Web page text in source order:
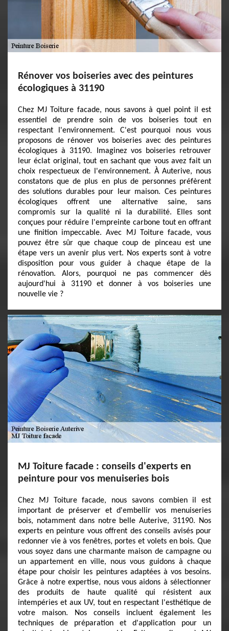
Rénover vos boiseries avec des peintures
écologiques à 31190
Chez MJ Toiture facade, nous savons à quel point il est
essentiel de prendre soin de vos boiseries tout en
respectant l'environnement. C'est pourquoi nous vous
proposons de rénover vos boiseries avec des peintures
écologiques à 31190. Imaginez vos boiseries retrouver
leur éclat original, tout en sachant que vous avez fait un
choix respectueux de l'environnement. À Auterive, nous
constatons que de plus en plus de personnes préfèrent
des solutions durables pour leur maison. Ces peintures
écologiques offrent une alternative saine, sans
compromis sur la qualité ni la durabilité. Elles sont
conçues pour réduire l'empreinte carbone tout en offrant
une finition impeccable. Avec MJ Toiture facade, vous
pouvez être sûr que chaque coup de pinceau est une
étape vers un avenir plus vert. Nos experts sont à votre
disposition pour vous guider à chaque étape de la
rénovation. Alors, pourquoi ne pas commencer dès
aujourd'hui à 31190 et donner à vos boiseries une
nouvelle vie ?
MJ Toiture facade : conseils d'experts en
peinture pour vos menuiseries bois
Chez MJ Toiture facade, nous savons combien il est
important de préserver et d'embellir vos menuiseries
bois, notamment dans notre belle Auterive, 31190. Nos
experts en peinture vous offrent des conseils avisés pour
redonner vie à vos fenêtres, portes et volets en bois. Que
vous soyez dans une charmante maison de campagne ou
un appartement en ville, nous vous guidons à chaque
étape pour choisir les peintures adaptées à vos besoins.
Grâce à notre expertise, nous vous aidons à sélectionner
des produits de haute qualité qui résistent aux
intempéries et aux UV, tout en respectant l'esthétique de
votre maison. Nos conseils incluent également les
techniques de préparation et d'application pour un